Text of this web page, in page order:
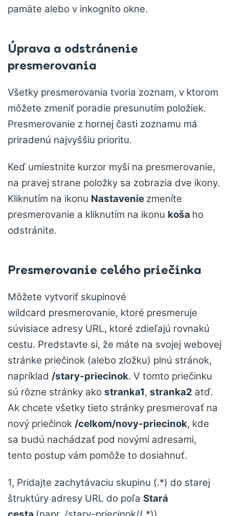
pamäte alebo v inkognito okne.
Úprava a odstránenie
presmerovania
Všetky presmerovania tvoria zoznam, v ktorom
môžete zmeniť poradie presunutím položiek.
Presmerovanie z hornej časti zoznamu má
priradenú najvyššiu prioritu.
Keď umiestnite kurzor myši na presmerovanie,
na pravej strane položky sa zobrazia dve ikony.
Kliknutím na ikonu Nastavenie zmeníte
presmerovanie a kliknutím na ikonu koša ho
odstránite.
Presmerovanie celého priečinka
Môžete vytvoriť skupinové
wildcard presmerovanie, ktoré presmeruje
súvisiace adresy URL, ktoré zdieľajú rovnakú
cestu. Predstavte si, že máte na svojej webovej
stránke priečinok (alebo zložku) plnú stránok,
napríklad /stary-priecinok. V tomto priečinku
sú rôzne stránky ako stranka1, stranka2 atď.
Ak chcete všetky tieto stránky presmerovať na
nový priečinok /celkom/novy-priecinok, kde
sa budú nachádzať pod novými adresami,
tento postup vám pomôže to dosiahnuť.
1, Pridajte zachytávaciu skupinu (.*) do starej
štruktúry adresy URL do poľa Stará